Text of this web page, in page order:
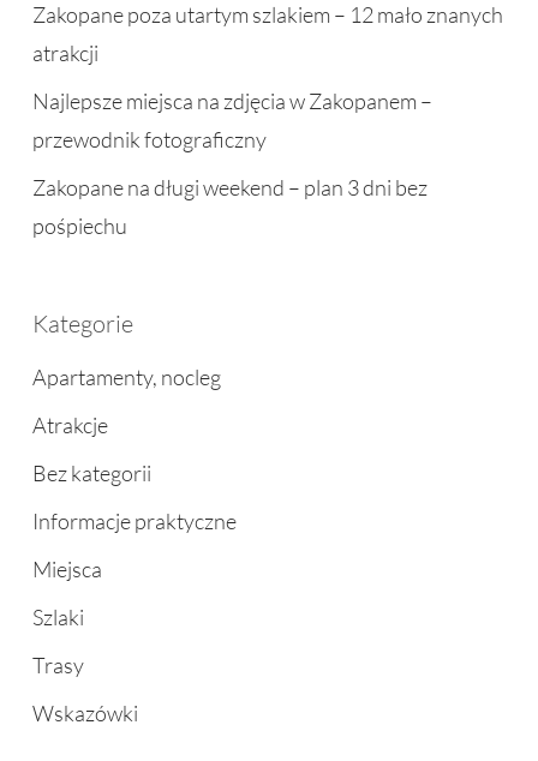
Zakopane poza utartym szlakiem – 12 mało znanych
atrakcji
Najlepsze miejsca na zdjęcia w Zakopanem –
przewodnik fotograficzny
Zakopane na długi weekend – plan 3 dni bez
pośpiechu
Kategorie
Apartamenty, nocleg
Atrakcje
Bez kategorii
Informacje praktyczne
Miejsca
Szlaki
Trasy
Wskazówki